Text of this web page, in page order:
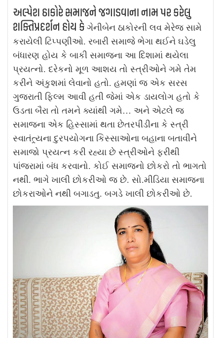
અલ્પેશ ઠાકોરે સમાજને જગાડવાના નામ પર કરેલુ
શક્તિપ્રદર્શન હોય કે ગેનીબેન ઠાકોરની લવ મેરેજ સામે
કરાયેલી ટિપ્પણીઓ. રબારી સમાજે ભેગા થઈને ઘડેલુ
બંધારણ હોય કે બાકી સમાજના આ દિશામાં થયેલા
પ્રયત્નો. દરેકનો મૂળ આશય તો સ્ત્રીઓને ગમે તેમ
કરીને અંકુશમાં લેવાનો હતો. હમણાં જ એક સરસ
ગુજરાતી ફિલ્મ આવી હતી જેમાં એક ડાયલોગ હતો કે
ઉડતા બૈરા તો તમને ક્યાંથી ગમે… અને એટલે જ
સમાજના એક હિસ્સામાં થતા છેતરપીંડીના કે સ્ત્રી
સ્વાતંત્ર્યના દુરપયોગના કિસ્સાઓના બહાના બતાવીને
સમાજો પ્રયત્ન કરી રહ્યા છે સ્ત્રીઓને ફરીથી
પાંજરામાં બંધ કરવાનો. કોઈ સમાજનો છોકરો તો ભાગતો
નથી. ભાગે ખાલી છોકરીઓ જ છે. સો.મીડિયા સમાજના
છોકરાઓને નથી બગાડતુ. બગડે ખાલી છોકરીઓ છે.